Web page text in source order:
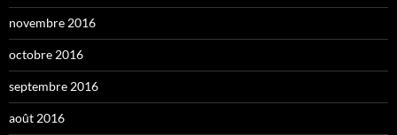
novembre 2016
octobre 2016
septembre 2016
août 2016